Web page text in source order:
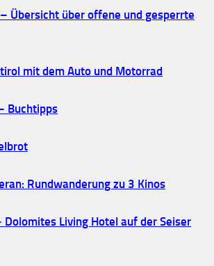
Übersicht über offene und gesperrte
mit dem Auto und Motorrad
Buchtipps
Rundwanderung zu 3 Kinos
Living Hotel auf der Seiser